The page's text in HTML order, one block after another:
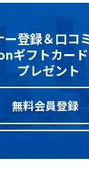
ー登録＆口コ
ギフトカー
プレゼント
無料会員登録